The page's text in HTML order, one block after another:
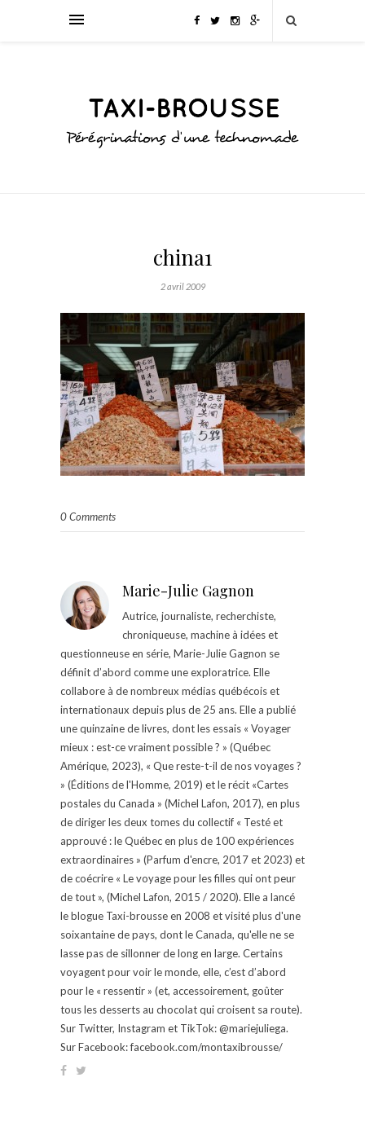
china1
2 avril 2009
0 Comments
Marie-Julie Gagnon
Autrice, journaliste, recherchiste,
chroniqueuse, machine à idées et
questionneuse en série, Marie-Julie Gagnon se
définit d’abord comme une exploratrice. Elle
collabore à de nombreux médias québécois et
internationaux depuis plus de 25 ans. Elle a publié
une quinzaine de livres, dont les essais « Voyager
mieux : est-ce vraiment possible ? » (Québec
Amérique, 2023), « Que reste-t-il de nos voyages ?
» (Éditions de l'Homme, 2019) et le récit «Cartes
postales du Canada » (Michel Lafon, 2017), en plus
de diriger les deux tomes du collectif « Testé et
approuvé : le Québec en plus de 100 expériences
extraordinaires » (Parfum d'encre, 2017 et 2023) et
de coécrire « Le voyage pour les filles qui ont peur
de tout », (Michel Lafon, 2015 / 2020). Elle a lancé
le blogue Taxi-brousse en 2008 et visité plus d'une
soixantaine de pays, dont le Canada, qu'elle ne se
lasse pas de sillonner de long en large. Certains
voyagent pour voir le monde, elle, c’est d’abord
pour le « ressentir » (et, accessoirement, goûter
tous les desserts au chocolat qui croisent sa route).
Sur Twitter, Instagram et TikTok: @mariejuliega.
Sur Facebook: facebook.com/montaxibrousse/